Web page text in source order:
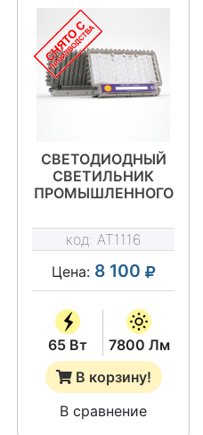
СВЕТОДИОДНЫЙ
СВЕТИЛЬНИК
ПРОМЫШЛЕННОГО
ДО-065/Ш ТИП
STAR
код: AT1116
Цена: 8 100
65 Вт
7800 Лм
В корзину!
В сравнение